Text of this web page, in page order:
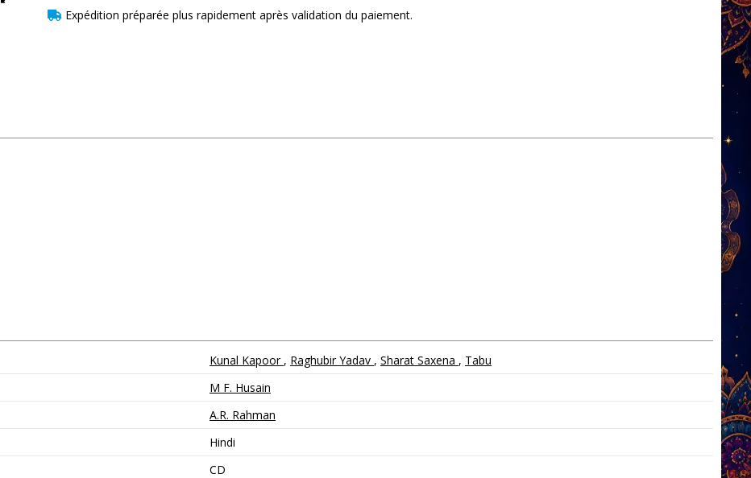
Expédition préparée plus rapidement après validation du paiement.
Kunal Kapoor , Raghubir Yadav , Sharat Saxena , Tabu
M F. Husain
A.R. Rahman
Hindi
CD